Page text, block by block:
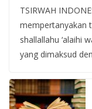
TSIRWAH
mempertanyakan
shallallahu ‘alaihi
yang dimaksud